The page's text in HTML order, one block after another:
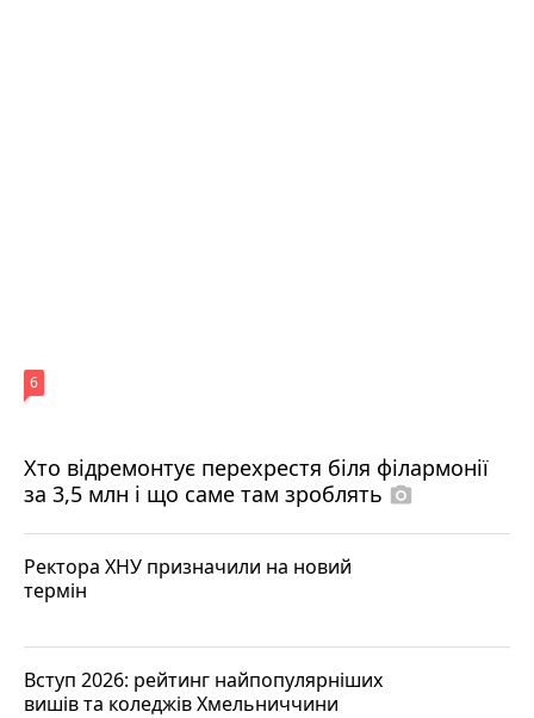
Хто відремонтує перехрестя біля філармонії
за 3,5 млн і що саме там зроблять photo_camera
6
Ректора ХНУ призначили на новий
термін
Вступ 2026: рейтинг найпопулярніших
вишів та коледжів Хмельниччини